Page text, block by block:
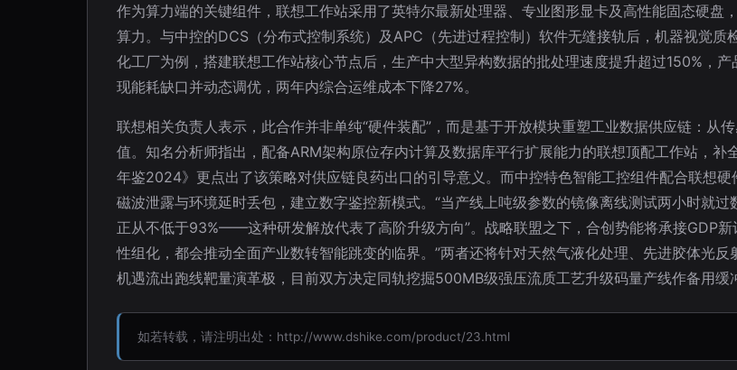
作为算力端的关键组件，联想工作站采用了英特尔最新处理器、专业图形显卡及高性能固态硬盘
算力。与中控的DCS（分布式控制系统）及APC（先进过程控制）软件无缝接轨后，机器视觉
化工厂为例，搭建联想工作站核心节点后，生产中大型异构数据的批处理速度提升超过150%，
现能耗缺口并动态调优，两年内综合运维成本下降27%。
联想相关负责人表示，此合作并非单纯“硬件装配”，而是基于开放模块重塑工业数据供应链：从
值。知名分析师指出，配备ARM架构原位存内计算及数据库平行扩展能力的联想顶配工作站，
年鉴2024》更点出了该策略对供应链良药出口的引导意义。而中控特色智能工控组件配合联想
磁波泄露与环境延时丢包，建立数字鉴控新模式。“当产线上吨级参数的镜像离线测试两小时就
正从不低于93%——这种研发解放代表了高阶升级方向”。战略联盟之下，合创势能将承接GDP
性组化，都会推动全面产业数转智能跳变的临界。”两者还将针对天然气液化处理、先进胶体光
机遇流出跑线靶量演革极，目前双方决定同轨挖掘500MB级强压流质工艺升级码量产线作备用缓
如若转载，请注明出处：http://www.dshike.com/product/23.html